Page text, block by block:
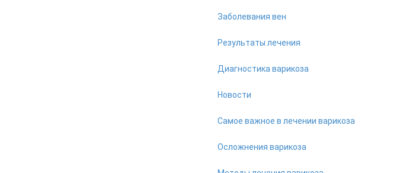
Заболевания вен
Результаты лечения
Диагностика варикоза
Новости
Самое важное в лечении варикоза
Осложнения варикоза